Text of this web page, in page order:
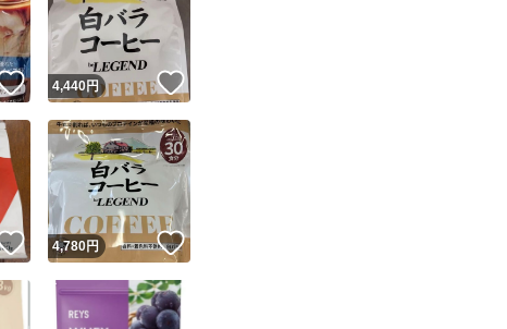
いいね！
4,440円 いいね！
いいね！
4,780円 いいね！